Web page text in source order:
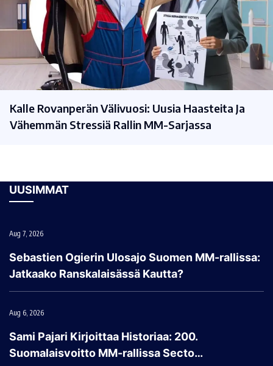
Kalle Rovanperän Välivuosi: Uusia Haasteita Ja
Vähemmän Stressiä Rallin MM-Sarjassa
UUSIMMAT
Aug 7, 2026
Sebastien Ogierin Ulosajo Suomen MM-rallissa:
Jatkaako Ranskalaisässä Kautta?
Aug 6, 2026
Sami Pajari Kirjoittaa Historiaa: 200.
Suomalaisvoitto MM-rallissa Secto…